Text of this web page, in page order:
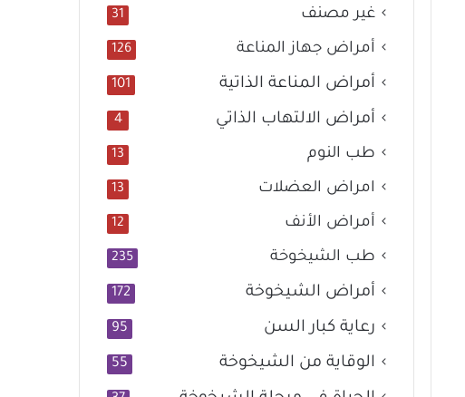
غير مصنف 31
أمراض جهاز المناعة 126
أمراض المناعة الذاتية 101
أمراض الالتهاب الذاتي 4
طب النوم 13
امراض العضلات 13
أمراض الأنف 12
طب الشيخوخة 235
أمراض الشيخوخة 172
رعاية كبار السن 95
الوقاية من الشيخوخة 55